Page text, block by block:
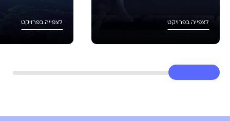
לצפייה בפרויקט לצפייה בפרויקט